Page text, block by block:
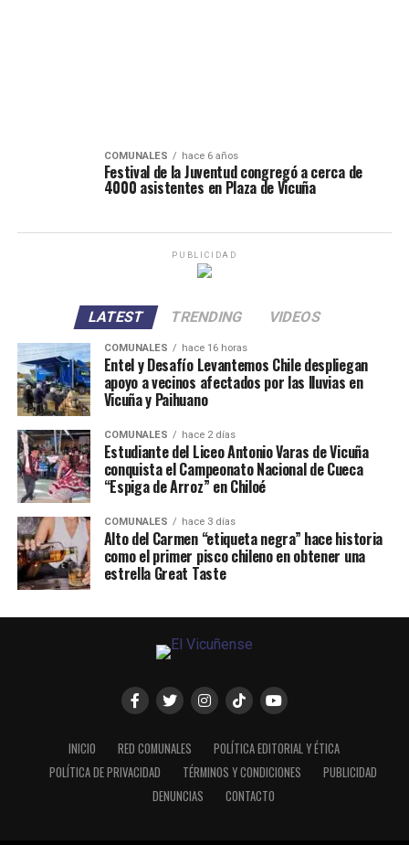
COMUNALES hace 6 años
Festival de la Juventud congregó a cerca de
4000 asistentes en Plaza de Vicuña
PUBLICIDAD
LATEST TRENDING VIDEOS
COMUNALES hace 16 horas
Entel y Desafío Levantemos Chile despliegan
apoyo a vecinos afectados por las lluvias en
Vicuña y Paihuano
COMUNALES hace 2 días
Estudiante del Liceo Antonio Varas de Vicuña
conquista el Campeonato Nacional de Cueca
“Espiga de Arroz” en Chiloé
COMUNALES hace 3 días
Alto del Carmen “etiqueta negra” hace historia
como el primer pisco chileno en obtener una
estrella Great Taste
INICIO RED COMUNALES
POLÍTICA EDITORIAL Y ÉTICA
POLÍTICA DE PRIVACIDAD
TÉRMINOS Y CONDICIONES
PUBLICIDAD
DENUNCIAS
CONTACTO